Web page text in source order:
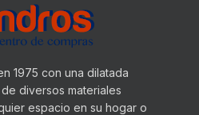
1975 con una dilatada
diversos materiales
espacio en su hogar o